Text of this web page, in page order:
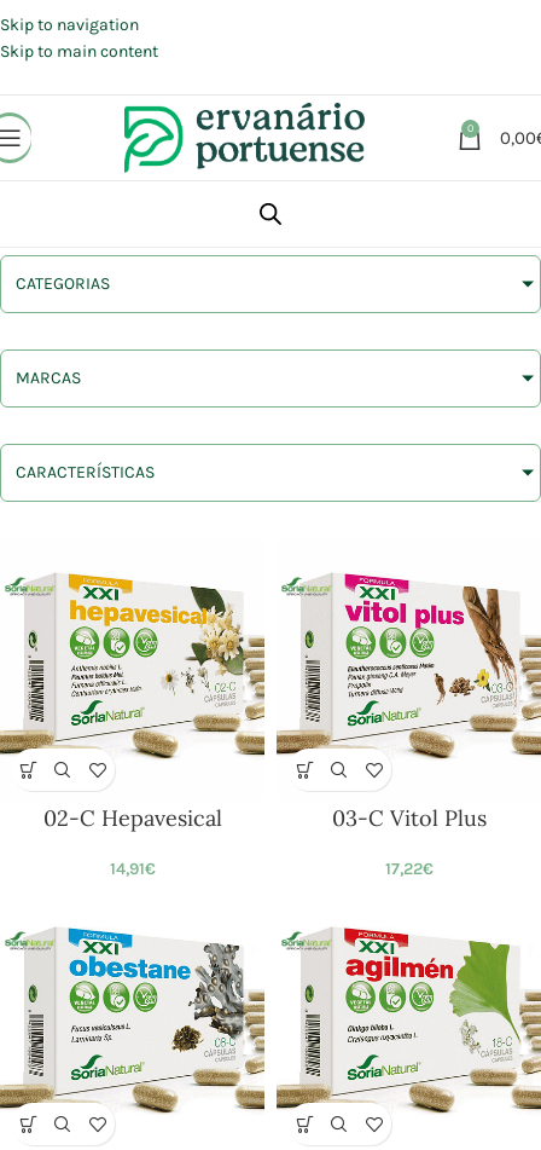
Skip to navigation
Skip to main content
0 0,00
CATEGORIAS
MARCAS
CARACTERÍSTICAS
02-C Hepavesical
14,91€
03-C Vitol Plus
17,22€